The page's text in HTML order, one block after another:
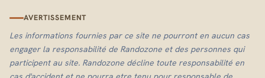
AVERTISSEMENT
Les informations fournies par ce site ne pourront en aucun cas
engager la responsabilité de Randozone et des personnes qui
participent au site. Randozone décline toute responsabilité en